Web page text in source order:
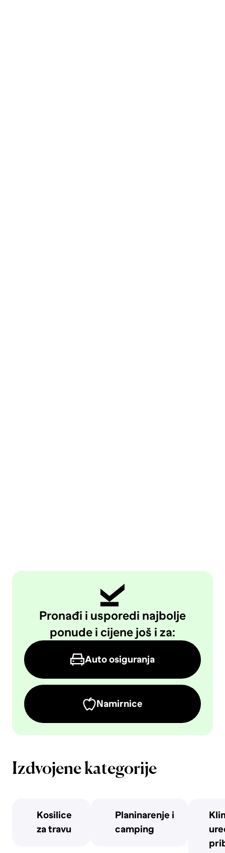
Pronađi i usporedi najbolje
ponude i cijene još i za:
Auto osiguranja
Namirnice
Izdvojene kategorije
Kosilice
za travu
Planinarenje i
camping